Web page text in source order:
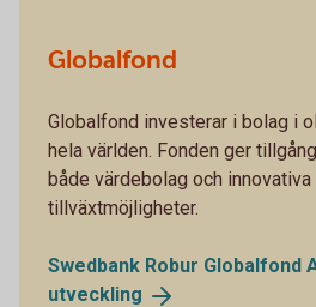
Globalfond
Globalfond investerar i bolag i
hela världen. Fonden ger
både värdebolag och
tillväxtmöjligheter.
Swedbank Robur Globalfond
utveckling